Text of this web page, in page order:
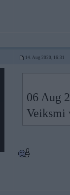
14. Aug 2020, 16:31
06 Aug